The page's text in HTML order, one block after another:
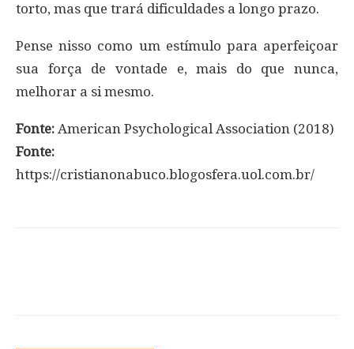
torto, mas que trará dificuldades a longo prazo.
Pense nisso como um estímulo para aperfeiçoar
sua força de vontade e, mais do que nunca,
melhorar a si mesmo.
Fonte: American Psychological Association (2018)
Fonte:
https://cristianonabuco.blogosfera.uol.com.br/